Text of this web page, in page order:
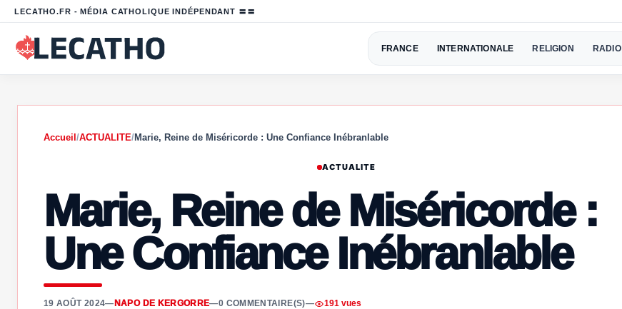
LECATHO.FR - MÉDIA CATHOLIQUE INDÉPENDANT 〓〓
FRANCE INTERNATIONALE RELIGION RADIO
Accueil /ACTUALITE/Marie, Reine de Miséricorde : Une Confiance Inébranlable
ACTUALITE
Marie, Reine de Miséricorde :
Une Confiance Inébranlable
19 AOÛT 2024— NAPO DE KERGORRE—0 COMMENTAIRE(S)— 191 vues